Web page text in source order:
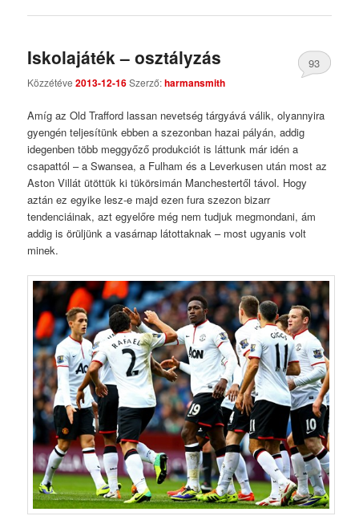
Iskolajáték – osztályzás
Közzétéve2013-12-16Szerző:harmansmith
93
Amíg az Old Trafford lassan nevetség tárgyává válik, olyannyira
gyengén teljesítünk ebben a szezonban hazai pályán, addig
idegenben több meggyőző produkciót is láttunk már idén a
csapattól – a Swansea, a Fulham és a Leverkusen után most az
Aston Villát ütöttük ki tükörsimán Manchestertől távol. Hogy
aztán ez egyike lesz-e majd ezen fura szezon bizarr
tendenciáinak, azt egyelőre még nem tudjuk megmondani, ám
addig is örüljünk a vasárnap látottaknak – most ugyanis volt
minek.